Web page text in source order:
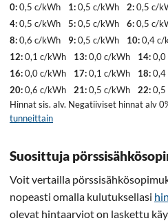
0:0,5 c/kWh 1:0,5 c/kWh 2:0,5 c/
4:0,5 c/kWh 5:0,5 c/kWh 6:0,5 c/
8:0,6 c/kWh 9:0,5 c/kWh 10:0,4 c/
12:0,1 c/kWh 13:0,0 c/kWh 14:0,0
16:0,0 c/kWh 17:0,1 c/kWh 18:0,4
20:0,6 c/kWh 21:0,5 c/kWh 22:0,5
Hinnat sis. alv. Negatiiviset hinnat alv
tunneittain
Suosittuja
Voit vertailla
nopeasti omalla kulutuksellasi
olevat hintaarviot on laskettu